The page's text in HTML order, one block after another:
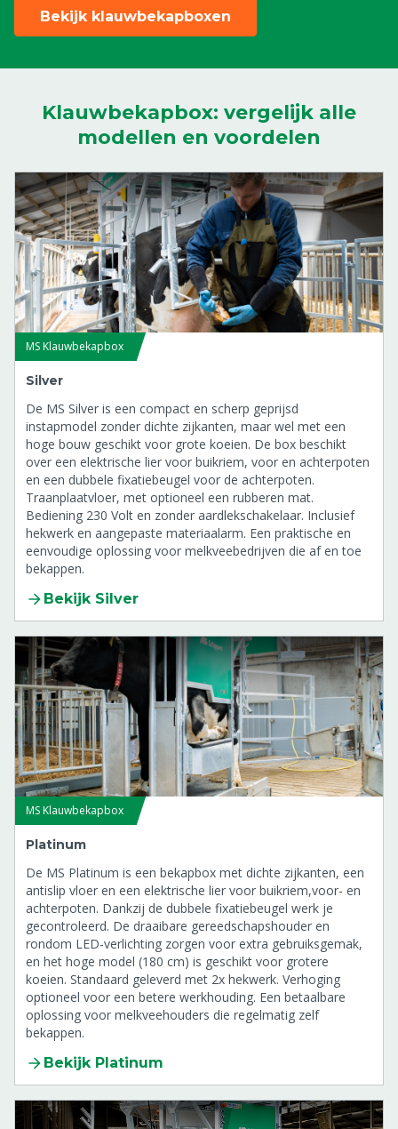
Bekijk klauwbekapboxen
Klauwbekapbox: vergelijk alle
modellen en voordelen
MS Klauwbekapbox
Silver
De MS Silver is een compact en scherp geprijsd
instapmodel zonder dichte zijkanten, maar wel met een
hoge bouw geschikt voor grote koeien. De box beschikt
over een elektrische lier voor buikriem, voor en achterpoten
en een dubbele fixatiebeugel voor de achterpoten.
Traanplaatvloer, met optioneel een rubberen mat.
Bediening 230 Volt en zonder aardlekschakelaar. Inclusief
hekwerk en aangepaste materiaalarm. Een praktische en
eenvoudige oplossing voor melkveebedrijven die af en toe
bekappen.
Bekijk Silver
MS Klauwbekapbox
Platinum
De MS Platinum is een bekapbox met dichte zijkanten, een
antislip vloer en een elektrische lier voor buikriem,voor- en
achterpoten. Dankzij de dubbele fixatiebeugel werk je
gecontroleerd. De draaibare gereedschapshouder en
rondom LED-verlichting zorgen voor extra gebruiksgemak,
en het hoge model (180 cm) is geschikt voor grotere
koeien. Standaard geleverd met 2x hekwerk. Verhoging
optioneel voor een betere werkhouding. Een betaalbare
oplossing voor melkveehouders die regelmatig zelf
bekappen.
Bekijk Platinum